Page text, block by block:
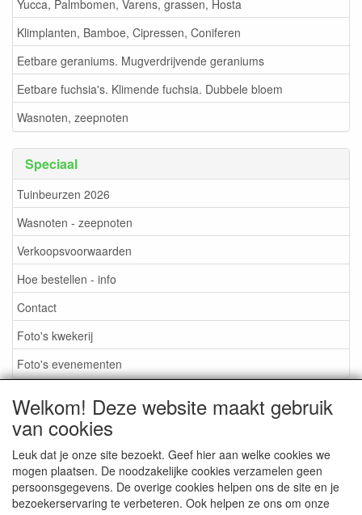
Yucca, Palmbomen, Varens, grassen, Hosta
Klimplanten, Bamboe, Cipressen, Coniferen
Eetbare geraniums. Mugverdrijvende geraniums
Eetbare fuchsia's. Klimende fuchsia. Dubbele bloem
Wasnoten, zeepnoten
Speciaal
Tuinbeurzen 2026
Wasnoten - zeepnoten
Verkoopsvoorwaarden
Hoe bestellen - info
Contact
Foto's kwekerij
Foto's evenementen
TUINBEURZEN 2026
CONTACT
Welkom! Deze website maakt gebruik
van cookies
Leuk dat je onze site bezoekt. Geef hier aan welke cookies we
mogen plaatsen. De noodzakelijke cookies verzamelen geen
persoonsgegevens. De overige cookies helpen ons de site en je
bezoekerservaring te verbeteren. Ook helpen ze ons om onze